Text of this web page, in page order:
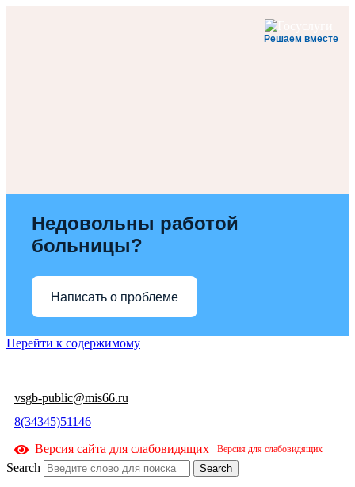
Решаем вместе
Недовольны работой
больницы?
Написать о проблеме
Перейти к содержимому
vsgb-public@mis66.ru
8(34345)51146
Версия сайта для слабовидящих
Search
Search